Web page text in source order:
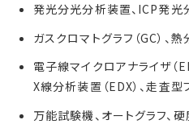
発光分光分析装置、ICP発光
ガスクロマトグラフ（GC）、
電子線マイクロアナライザ（
X線分析装置（EDX）、走査
万能試験機、オートグラフ、